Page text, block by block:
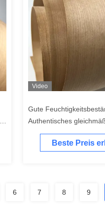
Video
Gute
Authentisches
der Holzschicht
Beste Preis
6 7 8 9